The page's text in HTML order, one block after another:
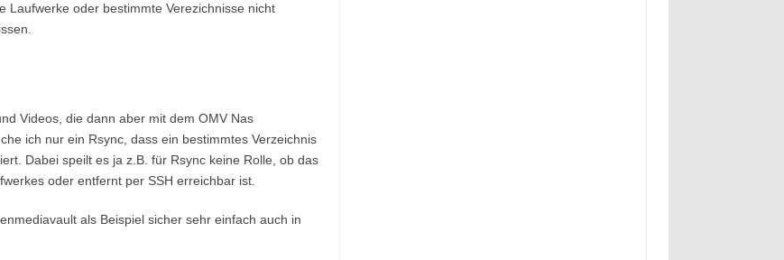
Laufwerke oder bestimmte Verezichnisse nicht
Videos, die dann aber mit dem OMV Nas
ich nur ein Rsync, dass ein bestimmtes Verzeichnis
Dabei speilt es ja z.B. für Rsync keine Rolle, ob das
oder entfernt per SSH erreichbar ist.
als Beispiel sicher sehr einfach auch in